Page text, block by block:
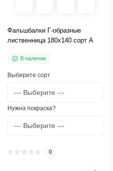
Фальшбалки Г-образные
лиственница 180х140 сорт А
В наличии
Выберите сорт
Нужна покраска?
0